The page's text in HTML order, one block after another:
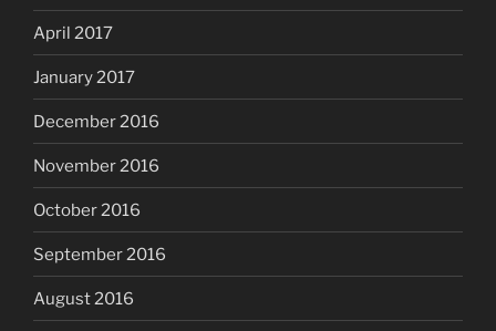
April 2017
January 2017
December 2016
November 2016
October 2016
September 2016
August 2016